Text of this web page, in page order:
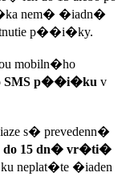
nem� �iadn�
p��i�ky.
mobiln�ho
SMS p��i�ku v
s� prevedenn�
do 15 dn� vr�ti�
neplat�te �iaden